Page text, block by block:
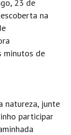
23 de
na
minutos de
natureza, junte
participar